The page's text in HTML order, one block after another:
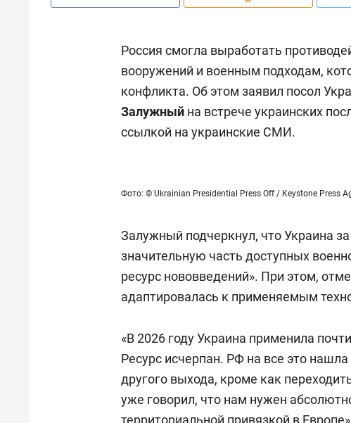
Россия смогла выработать
вооружений и военным подходам,
конфликта. Об этом заявил посол
Залужный на встрече украинских
ссылкой на украинские СМИ.
Фото: © Ukrainian Presidential Press Off / Keystone Press
Залужный подчеркнул, что Украина
значительную часть доступных
ресурс нововведений». При этом,
адаптировалась к применяемым
«В 2026 году Украина применила
Ресурс исчерпан. РФ на все это
другого выхода, кроме как
уже говорил, что нам нужен
территориальной привязкой в